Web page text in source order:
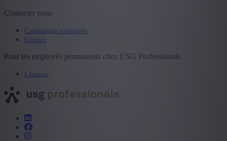
Contacter nous
Candidature spontanée
Contact
Pour les employés permanents chez USG Professionals
L'horaire